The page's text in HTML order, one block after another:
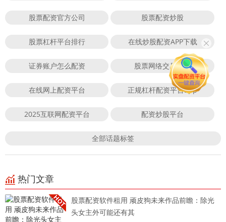
股票配资官方公司 股票配资炒股
股票杠杆平台排行 在线炒股配资APP下载
证券账户怎么配资 股票网络交易平台
在线网上配资平台 正规杠杆配资平台app
2025互联网配资平台 配资炒股平台
全部话题标签
热门文章
股票配资软件租用 顽皮狗未来作品前瞻：除光
头女主外可能还有其